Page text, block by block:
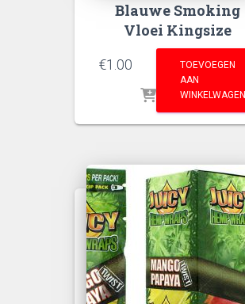
Blauwe Smoking
Vloei Kingsize
€1.00
TOEVOEGEN
AAN
WINKELWAGEN